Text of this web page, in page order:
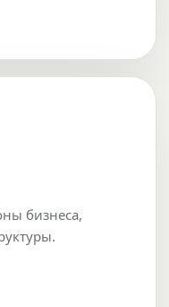
бизнеса,